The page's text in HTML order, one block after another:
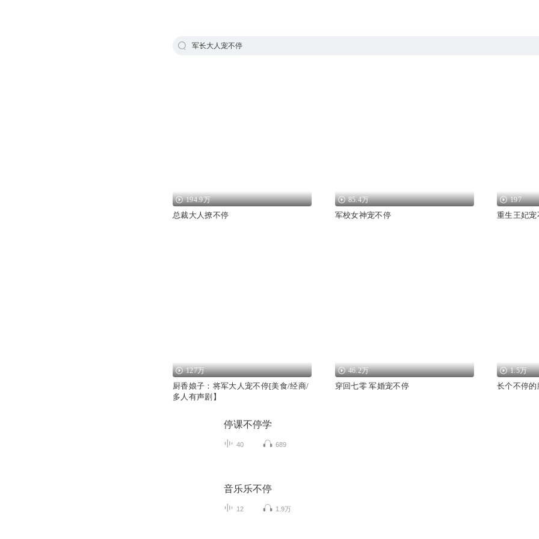
军长大人宠不停
194.9万
总裁大人撩不停
85.4万
军校女神宠不停
197
重生王妃宠
127万
厨香娘子：将军大人宠不停[美食/经商/
多人有声剧】
46.2万
穿回七零 军婚宠不停
1.5万
长个不停的
停课不停学
40 689
音乐乐不停
12 1.9万